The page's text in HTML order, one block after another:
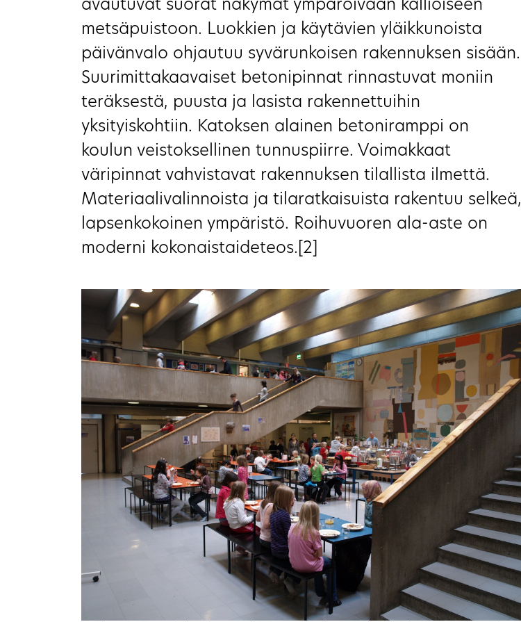
avautuvat suorat näkymät ympäröivään kallioiseen
metsäpuistoon. Luokkien ja käytävien yläikkunoista
päivänvalo ohjautuu syvärunkoisen rakennuksen sisään.
Suurimittakaavaiset betonipinnat rinnastuvat moniin
teräksestä, puusta ja lasista rakennettuihin
yksityiskohtiin. Katoksen alainen betoniramppi on
koulun veistoksellinen tunnuspiirre. Voimakkaat
väripinnat vahvistavat rakennuksen tilallista ilmettä.
Materiaalivalinnoista ja tilaratkaisuista rakentuu selkeä,
lapsenkokoinen ympäristö. Roihuvuoren ala-aste on
moderni kokonaistaideteos.[2]